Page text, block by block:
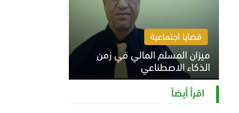
قضايا اجتماعية
ميزان المسلم المالي في زمن
الذكاء الاصطناعي
السبت 8 أغسطس 2026 11:21 ص
اقرأ أيضاً